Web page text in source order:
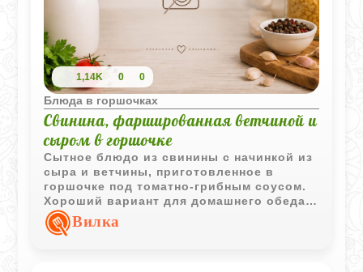
1,14K 0 0
Блюда в горшочках
Свинина, фаршированная ветчиной и
сыром в горшочке
Сытное блюдо из свинины с начинкой из
сыра и ветчины, приготовленное в
горшочке под томатно-грибным соусом.
Хороший вариант для домашнего обеда
или ужина.
Вилка